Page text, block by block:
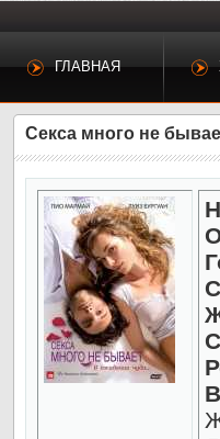
ГЛАВНАЯ
Секса много не